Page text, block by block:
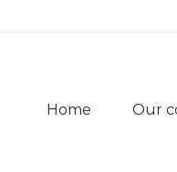
Home Our
Home Our